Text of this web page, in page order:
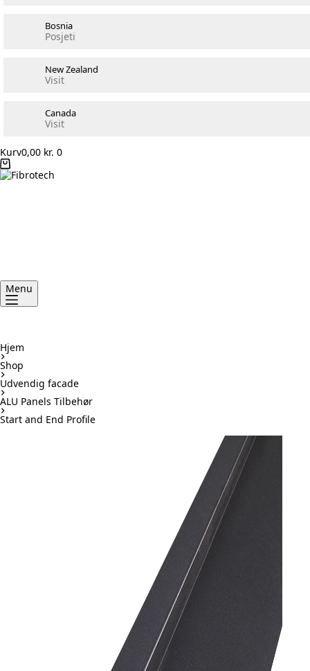
Bosnia
Posjeti
New Zealand
Visit
Canada
Visit
Kurv0,00 kr. 0
Menu
Hjem
Shop
Udvendig facade
ALU Panels Tilbehør
Start and End Profile